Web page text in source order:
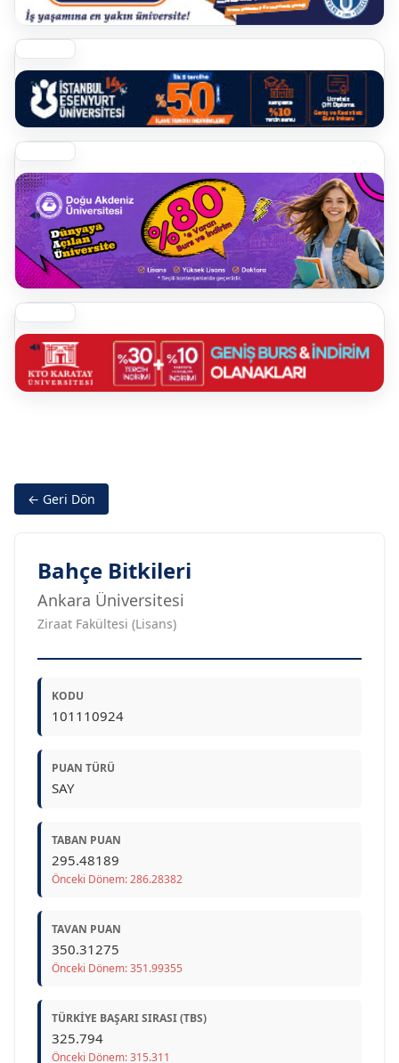
← Geri Dön
Bahçe Bitkileri
Ankara Üniversitesi
Ziraat Fakültesi (Lisans)
KODU
101110924
PUAN TÜRÜ
SAY
TABAN PUAN
295.48189
Önceki Dönem: 286.28382
TAVAN PUAN
350.31275
Önceki Dönem: 351.99355
TÜRKIYE BAŞARI SIRASI (TBS)
325.794
Önceki Dönem: 315.311